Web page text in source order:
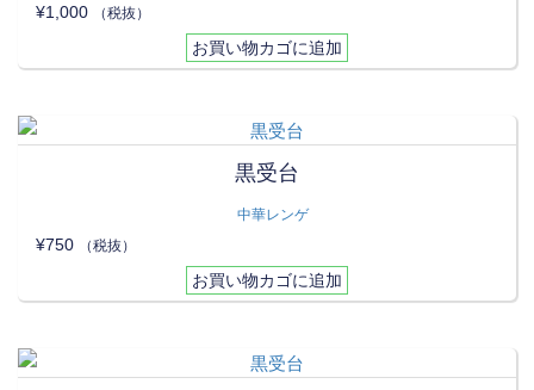
¥1,000 （税抜）
お買い物カゴに追加
黒受台
中華レンゲ
¥750 （税抜）
お買い物カゴに追加